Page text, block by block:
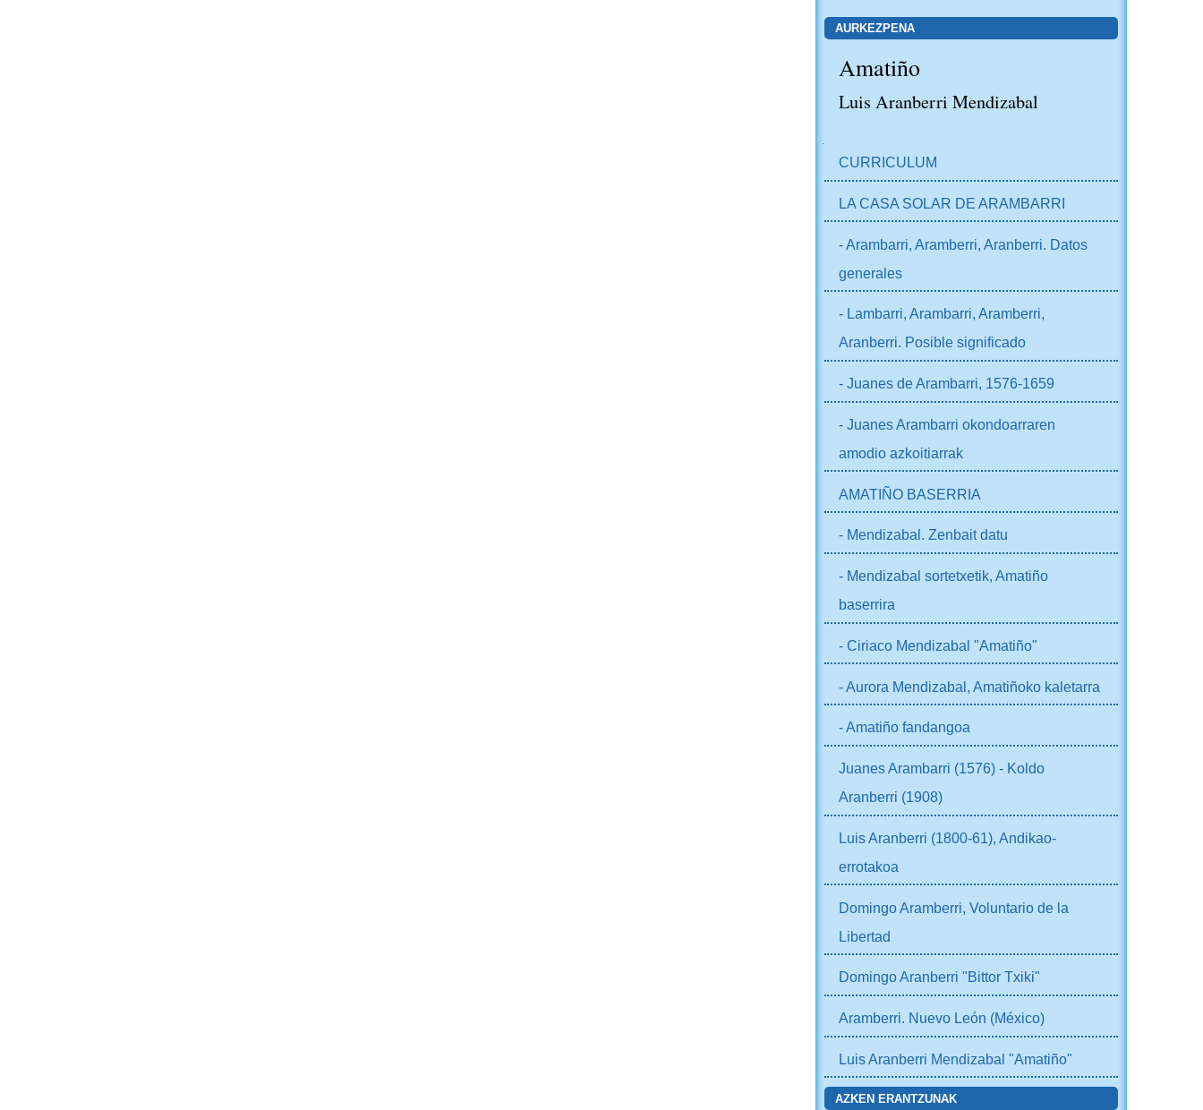
AURKEZPENA
Amatiño
Luis Aranberri Mendizabal
CURRICULUM
LA CASA SOLAR DE ARAMBARRI
- Arambarri, Aramberri, Aranberri. Datos
generales
- Lambarri, Arambarri, Aramberri,
Aranberri. Posible significado
- Juanes de Arambarri, 1576-1659
- Juanes Arambarri okondoarraren
amodio azkoitiarrak
AMATIÑO BASERRIA
- Mendizabal. Zenbait datu
- Mendizabal sortetxetik, Amatiño
baserrira
- Ciriaco Mendizabal "Amatiño"
- Aurora Mendizabal, Amatiñoko kaletarra
- Amatiño fandangoa
Juanes Arambarri (1576) - Koldo
Aranberri (1908)
Luis Aranberri (1800-61), Andikao-
errotakoa
Domingo Aramberri, Voluntario de la
Libertad
Domingo Aranberri "Bittor Txiki"
Aramberri. Nuevo León (México)
Luis Aranberri Mendizabal "Amatiño"
AZKEN ERANTZUNAK